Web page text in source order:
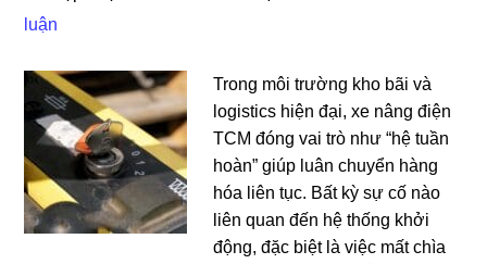
luận
Trong môi trường kho bãi và
logistics hiện đại, xe nâng điện
TCM đóng vai trò như “hệ tuần
hoàn” giúp luân chuyển hàng
hóa liên tục. Bất kỳ sự cố nào
liên quan đến hệ thống khởi
động, đặc biệt là việc mất chìa